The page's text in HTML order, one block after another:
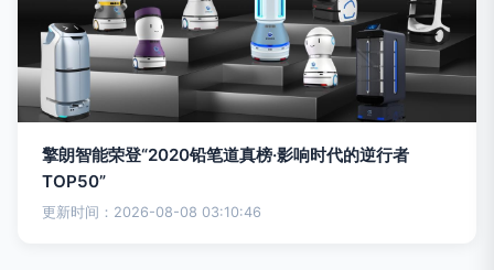
擎朗智能荣登“2020铅笔道真榜·影响时代的逆行者
TOP50”
更新时间：2026-08-08 03:10:46